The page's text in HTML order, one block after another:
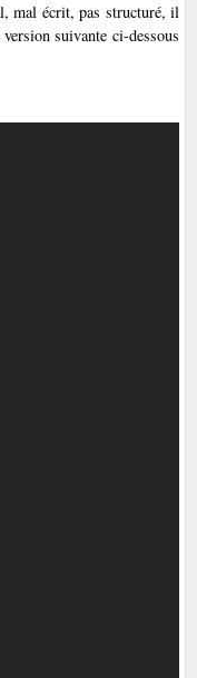
mal écrit, pas structuré, il
suivante ci-dessous